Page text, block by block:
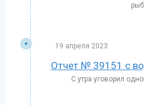
19 апреля 2023
Отчет № 39151 с
С утра уговорил